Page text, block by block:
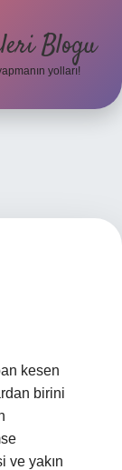
Blogu
yolları!
kesen
birini
ve yakın